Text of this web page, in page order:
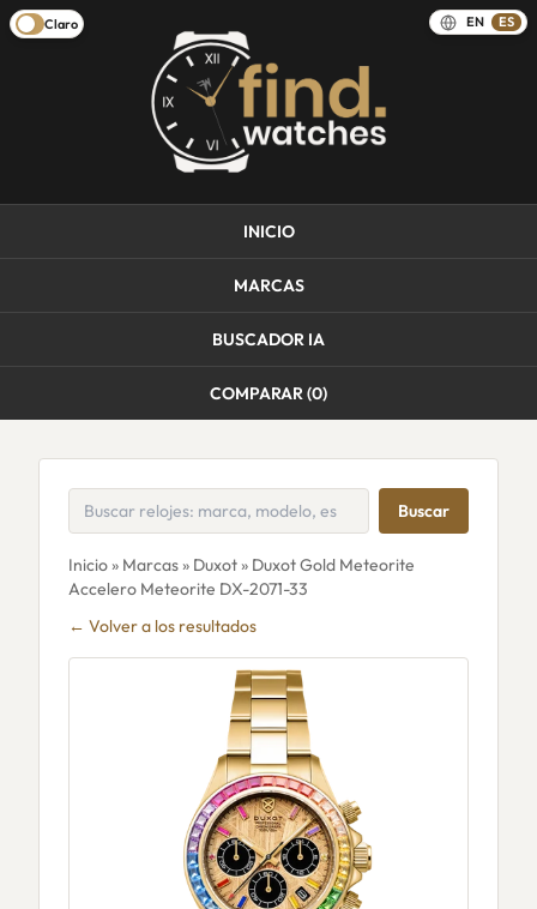
Claro EN ES
INICIO
MARCAS
BUSCADOR IA
COMPARAR (0)
Buscar
Inicio» Marcas» Duxot» Duxot Gold Meteorite
Accelero Meteorite DX-2071-33
← Volver a los resultados